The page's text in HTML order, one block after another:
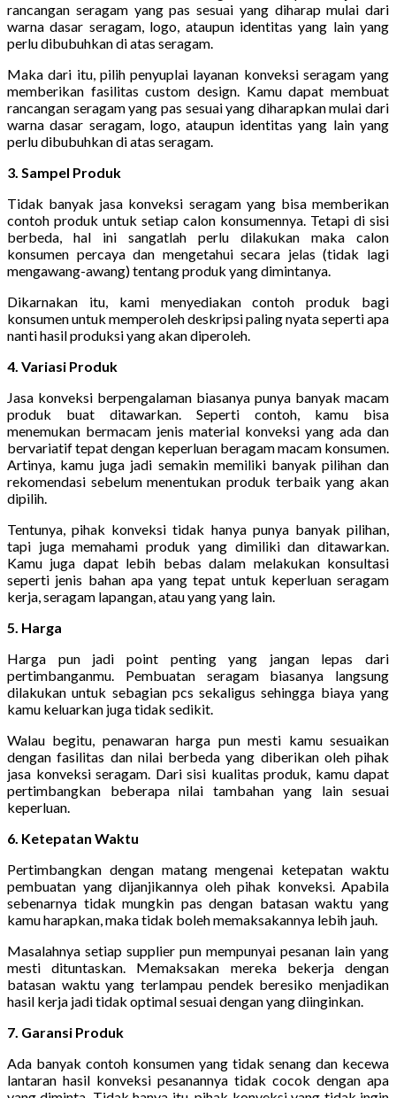
rancangan seragam yang pas sesuai yang diharap mulai dari
warna dasar seragam, logo, ataupun identitas yang lain yang
perlu dibubuhkan di atas seragam.
Maka dari itu, pilih penyuplai layanan konveksi seragam yang
memberikan fasilitas custom design. Kamu dapat membuat
rancangan seragam yang pas sesuai yang diharapkan mulai dari
warna dasar seragam, logo, ataupun identitas yang lain yang
perlu dibubuhkan di atas seragam.
3. Sampel Produk
Tidak banyak jasa konveksi seragam yang bisa memberikan
contoh produk untuk setiap calon konsumennya. Tetapi di sisi
berbeda, hal ini sangatlah perlu dilakukan maka calon
konsumen percaya dan mengetahui secara jelas (tidak lagi
mengawang-awang) tentang produk yang dimintanya.
Dikarnakan itu, kami menyediakan contoh produk bagi
konsumen untuk memperoleh deskripsi paling nyata seperti apa
nanti hasil produksi yang akan diperoleh.
4. Variasi Produk
Jasa konveksi berpengalaman biasanya punya banyak macam
produk buat ditawarkan. Seperti contoh, kamu bisa
menemukan bermacam jenis material konveksi yang ada dan
bervariatif tepat dengan keperluan beragam macam konsumen.
Artinya, kamu juga jadi semakin memiliki banyak pilihan dan
rekomendasi sebelum menentukan produk terbaik yang akan
dipilih.
Tentunya, pihak konveksi tidak hanya punya banyak pilihan,
tapi juga memahami produk yang dimiliki dan ditawarkan.
Kamu juga dapat lebih bebas dalam melakukan konsultasi
seperti jenis bahan apa yang tepat untuk keperluan seragam
kerja, seragam lapangan, atau yang yang lain.
5. Harga
Harga pun jadi point penting yang jangan lepas dari
pertimbanganmu. Pembuatan seragam biasanya langsung
dilakukan untuk sebagian pcs sekaligus sehingga biaya yang
kamu keluarkan juga tidak sedikit.
Walau begitu, penawaran harga pun mesti kamu sesuaikan
dengan fasilitas dan nilai berbeda yang diberikan oleh pihak
jasa konveksi seragam. Dari sisi kualitas produk, kamu dapat
pertimbangkan beberapa nilai tambahan yang lain sesuai
keperluan.
6. Ketepatan Waktu
Pertimbangkan dengan matang mengenai ketepatan waktu
pembuatan yang dijanjikannya oleh pihak konveksi. Apabila
sebenarnya tidak mungkin pas dengan batasan waktu yang
kamu harapkan, maka tidak boleh memaksakannya lebih jauh.
Masalahnya setiap supplier pun mempunyai pesanan lain yang
mesti dituntaskan. Memaksakan mereka bekerja dengan
batasan waktu yang terlampau pendek beresiko menjadikan
hasil kerja jadi tidak optimal sesuai dengan yang diinginkan.
7. Garansi Produk
Ada banyak contoh konsumen yang tidak senang dan kecewa
lantaran hasil konveksi pesanannya tidak cocok dengan apa